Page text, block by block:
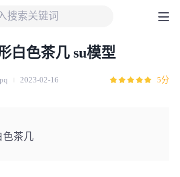
白色茶几 su模型
2023-02-16 5分
色茶几